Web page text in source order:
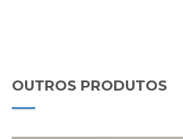
OUTROS PRODUTOS